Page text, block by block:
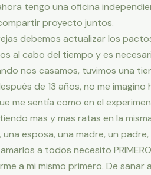
tengo una oficina
proyecto juntos.
debemos actualizar los
al cabo del tiempo y es
nos casamos, tuvimos una
de 13 años, no me
me sentía como en el
mas y mas ratas en la
una esposa, una madre, un
a todos necesito PRIMERO
a mi mismo primero. De